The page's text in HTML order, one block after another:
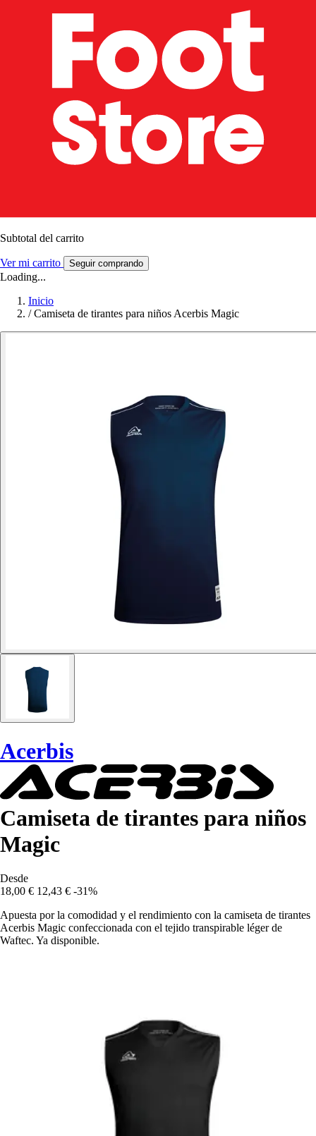
Subtotal del carrito
Ver mi carrito Seguir comprando
Loading...
Inicio
/ Camiseta de tirantes para niños Acerbis Magic
Acerbis
Camiseta de tirantes para niños
Magic
Desde
18,00 € 12,43 € -31%
Apuesta por la comodidad y el rendimiento con la camiseta de tirantes
Acerbis Magic confeccionada con el tejido transpirable léger de
Waftec. Ya disponible.